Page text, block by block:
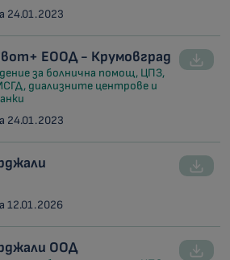
24.01.2023
ЕООД - Крумовград
за болнична помощ, ЦПЗ,
диализните центрове и
24.01.2023
12.01.2026
ООД